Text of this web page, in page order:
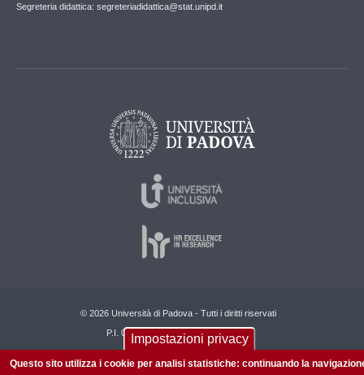
Segreteria didattica: segreteriadidattica@stat.unipd.it
© 2026 Università di Padova - Tutti i diritti riservati
P.I. 00742430283 C.F. 80006480281
Impostazioni privacy
Questo sito utilizza i cookie per analisi statistiche: continuando la